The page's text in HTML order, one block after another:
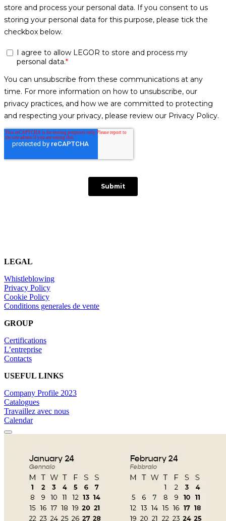
LEGAL
Whistleblowing
Privacy Policy
Cookie Policy
Conditions generales de vente
GROUP
Certifications
L’entreprise
Contacts
USEFUL LINKS
Company Profile 2023
Catalogues
Travaillez avec nous
Calendar